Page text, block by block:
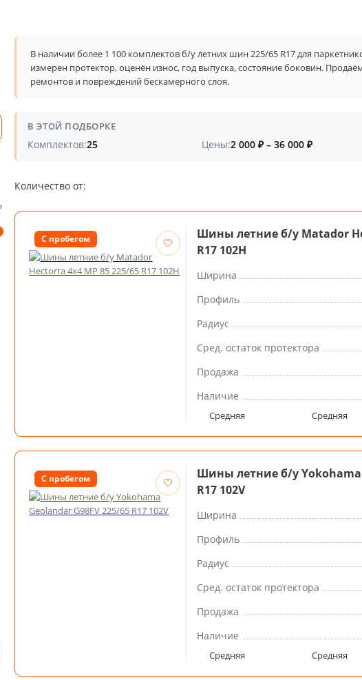
В наличии более 1 100 комплектов б/у летних шин 225/65 R17 для
измерен протектор, оценён износ, год выпуска, состояние боковин.
ремонтов и повреждений бескамерного слоя.
В ЭТОЙ ПОДБОРКЕ
Комплектов:25 Цены:2 000 ₽ – 36 000 ₽
Количество от:
С пробегом
Шины летние б/у Matador
R17 102H
Ширина
Профиль
Радиус
Сред. остаток протектора
Продажа
Наличие
Средняя Средняя
С пробегом
Шины летние б/у Yokohama
R17 102V
Ширина
Профиль
Радиус
Сред. остаток протектора
Продажа
Наличие
Средняя Средняя